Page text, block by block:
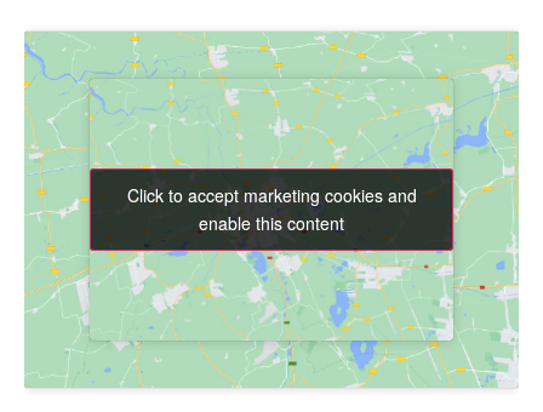
Click to accept marketing cookies and
enable this content
Click to accept marketing cookies and
enable this content